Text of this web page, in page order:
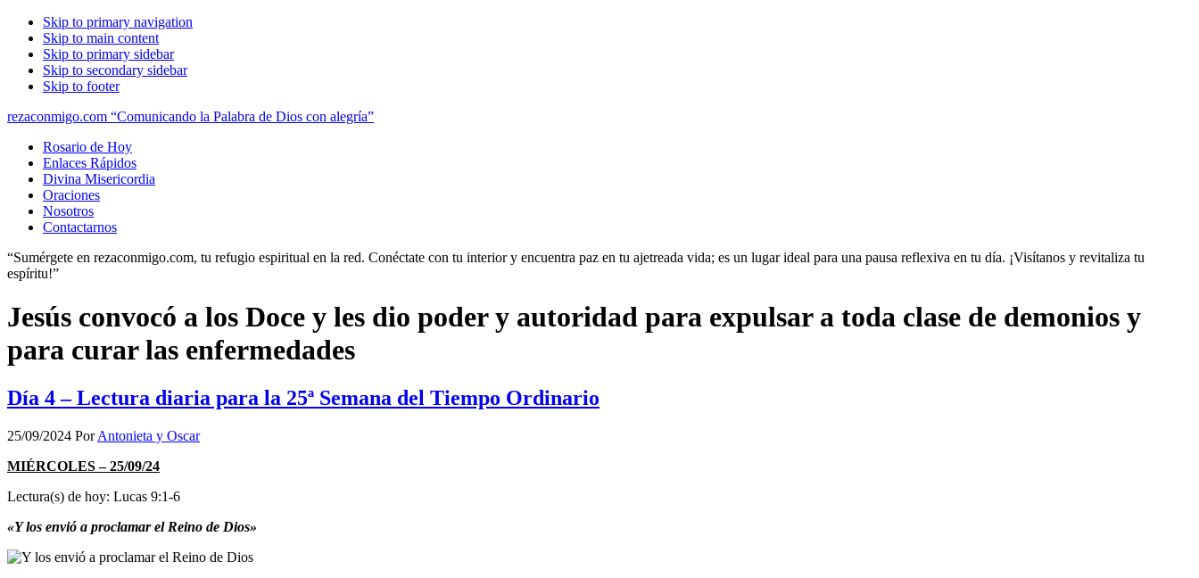
Skip to primary navigation
Skip to main content
Skip to primary sidebar
Skip to secondary sidebar
Skip to footer
rezaconmigo.com “Comunicando la Palabra de Dios con alegría”
Rosario de Hoy
Enlaces Rápidos
Divina Misericordia
Oraciones
Nosotros
Contactarnos
“Sumérgete en rezaconmigo.com, tu refugio espiritual en la red. Conéctate con tu interior y encuentra paz en tu ajetreada vida; es un lugar ideal para una pausa reflexiva en tu día. ¡Visítanos y revitaliza tu
espíritu!”
Jesús convocó a los Doce y les dio poder y autoridad para expulsar a toda clase de demonios y
para curar las enfermedades
Día 4 – Lectura diaria para la 25ª Semana del Tiempo Ordinario
25/09/2024 PorAntonieta y Oscar
MIÉRCOLES – 25/09/24
Lectura(s) de hoy: Lucas 9:1-6
«Y los envió a proclamar el Reino de Dios»